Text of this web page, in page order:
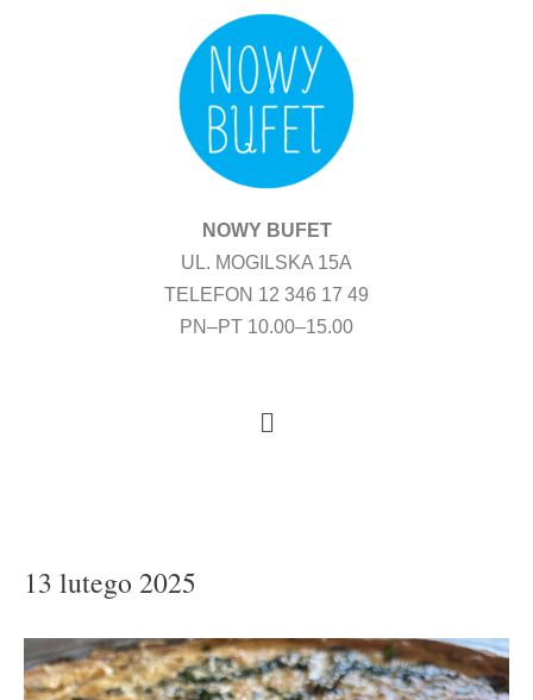
NOWY BUFET
UL. MOGILSKA 15A
TELEFON 12 346 17 49
PN–PT 10.00–15.00
Menu
13 lutego 2025